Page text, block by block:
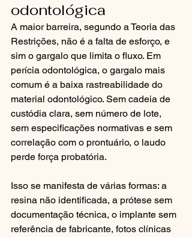
odontológica
A maior barreira, segundo a Teoria das
Restrições, não é a falta de esforço, e
sim o gargalo que limita o fluxo. Em
perícia odontológica, o gargalo mais
comum é a baixa rastreabilidade do
material odontológico. Sem cadeia de
custódia clara, sem número de lote,
sem especificações normativas e sem
correlação com o prontuário, o laudo
perde força probatória.
Isso se manifesta de várias formas: a
resina não identificada, a prótese sem
documentação técnica, o implante sem
referência de fabricante, fotos clínicas